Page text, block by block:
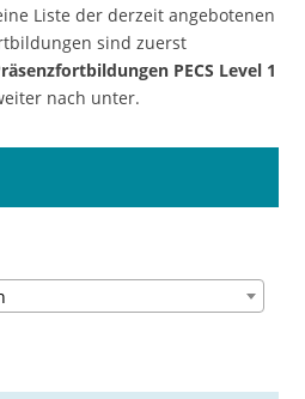
Liste der derzeit angebotenen
sind zuerst
PECS Level 1
nach unter.